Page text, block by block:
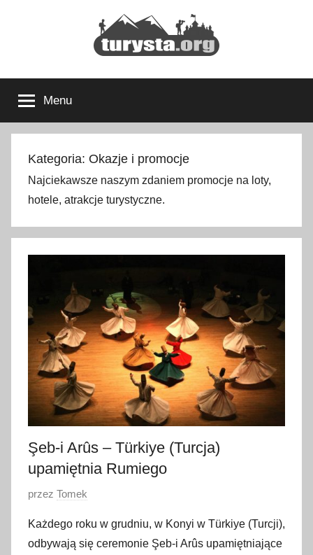
Turysta.org
podróżniczy
i
portal
turystyczny
Menu
Kategoria: Okazje i promocje
Najciekawsze naszym zdaniem promocje na loty,
hotele, atrakcje turystyczne.
Şeb-i Arûs – Türkiye (Turcja)
upamiętnia Rumiego
O
u
b
przez Tomek
Każdego roku w grudniu, w Konyi w Türkiye (Turcji),
odbywają się ceremonie Şeb-i Arûs upamiętniające